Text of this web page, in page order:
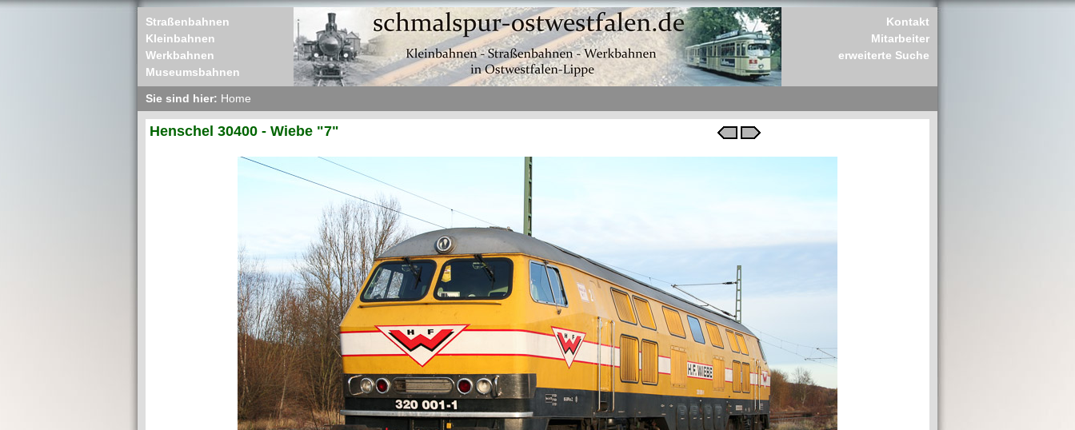
Straßenbahnen
Kleinbahnen
Werkbahnen
Museumsbahnen
Kontakt
Mitarbeiter
erweiterte Suche
Sie sind hier: Home
Henschel 30400 - Wiebe "7"